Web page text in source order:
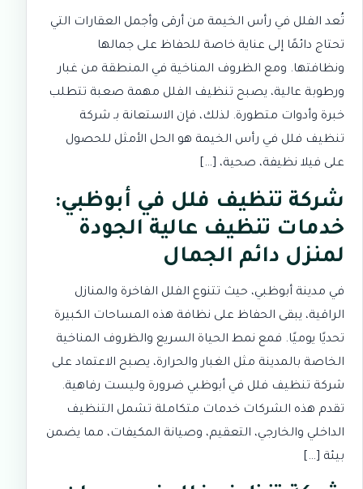
تُعد الفلل في رأس الخيمة من أرقى وأجمل العقارات التي
تحتاج دائمًا إلى عناية خاصة للحفاظ على جمالها
ونظافتها. ومع الظروف المناخية في المنطقة من غبار
ورطوبة عالية، يصبح تنظيف الفلل مهمة صعبة تتطلب
خبرة وأدوات متطورة. لذلك، فإن الاستعانة بـ شركة
تنظيف فلل في رأس الخيمة هو الحل الأمثل للحصول
على فيلا نظيفة، صحية، […]
شركة تنظيف فلل في أبوظبي:
خدمات تنظيف عالية الجودة
لمنزل دائم الجمال
في مدينة أبوظبي، حيث تتنوع الفلل الفاخرة والمنازل
الراقية، يبقى الحفاظ على نظافة هذه المساحات الكبيرة
تحديًا يوميًا. فمع نمط الحياة السريع والظروف المناخية
الخاصة بالمدينة مثل الغبار والحرارة، يصبح الاعتماد على
شركة تنظيف فلل في أبوظبي ضرورة وليست رفاهية.
تقدم هذه الشركات خدمات متكاملة تشمل التنظيف
الداخلي والخارجي، التعقيم، وصيانة المكيفات، مما يضمن
بيئة […]